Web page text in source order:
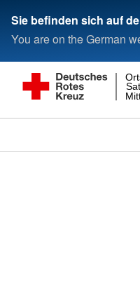
Sie befinden sich auf
You are on the German